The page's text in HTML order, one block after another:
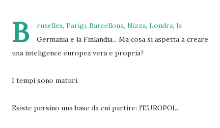
B
ruxelles, Parigi, Barcellona, Nizza, Londra, la
Germania e la Finlandia... Ma cosa si aspetta a creare
una inteligence europea vera e propria?
I tempi sono maturi.
Esiste persino una base da cui partire: l'EUROPOL.